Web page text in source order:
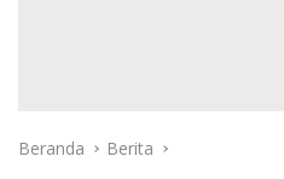
Beranda Berita